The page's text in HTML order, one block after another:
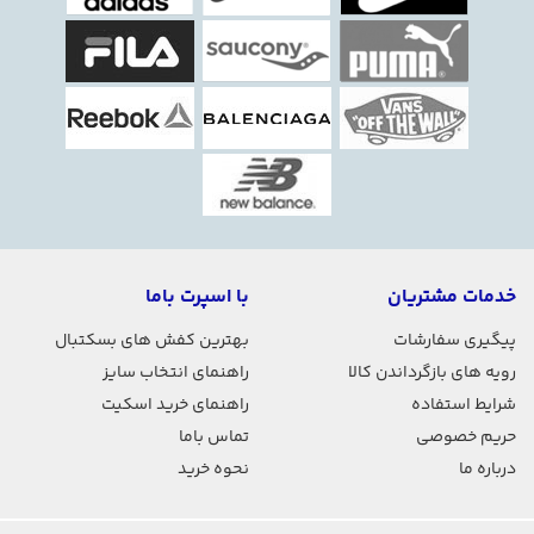
خدمات مشتریان
پیگیری سفارشات
رویه های بازگرداندن کالا
شرایط استفاده
حریم خصوصی
درباره ما
با اسپرت باما
بهترین کفش های بسکتبال
راهنمای انتخاب سایز
راهنمای خرید اسکیت
تماس باما
نحوه خرید